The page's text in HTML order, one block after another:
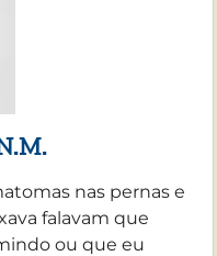
nas pernas e
falavam que
ou que eu